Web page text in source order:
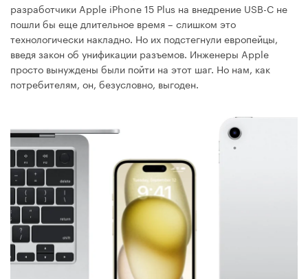
разработчики Apple iPhone 15 Plus на внедрение USB-C не
пошли бы еще длительное время – слишком это
технологически накладно. Но их подстегнули европейцы,
введя закон об унификации разъемов. Инженеры Apple
просто вынуждены были пойти на этот шаг. Но нам, как
потребителям, он, безусловно, выгоден.